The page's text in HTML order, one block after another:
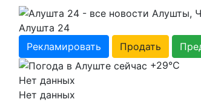
Алушта 24
Рекламировать
Продать
+29℃
Нет данных
Нет данных